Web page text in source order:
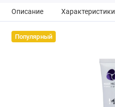
Описание Характеристики
Популярный